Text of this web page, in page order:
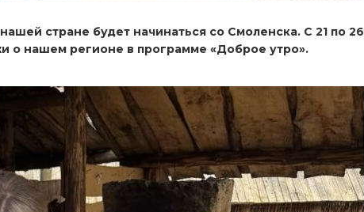
стране будет начинаться со Смоленска. С 21 по 26
о нашем регионе в программе «Доброе утро».